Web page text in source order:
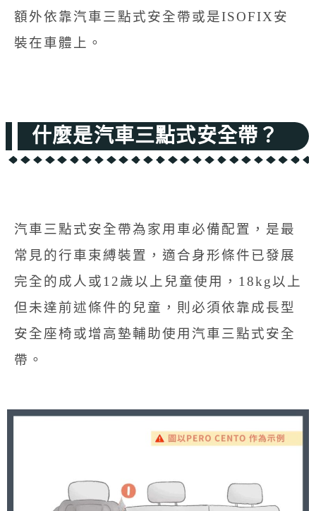
額外依靠汽車三點式安全帶或是ISOFIX安
裝在車體上。
什麼是汽車三點式安全帶？
汽車三點式安全帶為家用車必備配置，是最
常見的行車束縛裝置，適合身形條件已發展
完全的成人或12歲以上兒童使用，18kg以上
但未達前述條件的兒童，則必須依靠成長型
安全座椅或增高墊輔助使用汽車三點式安全
帶。